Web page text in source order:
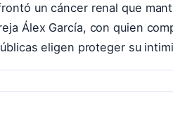
un cáncer renal que
Álex García, con quien
eligen proteger su